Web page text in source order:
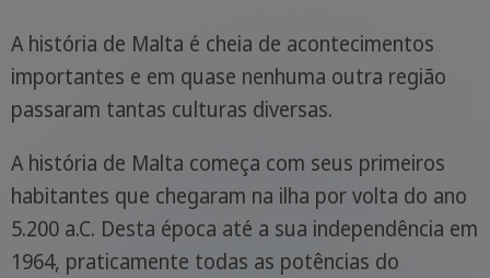
A história de Malta é cheia de acontecimentos
importantes e em quase nenhuma outra região
passaram tantas culturas diversas.
A história de Malta começa com seus primeiros
habitantes que chegaram na ilha por volta do ano
5.200 a.C. Desta época até a sua independência em
1964, praticamente todas as potências do